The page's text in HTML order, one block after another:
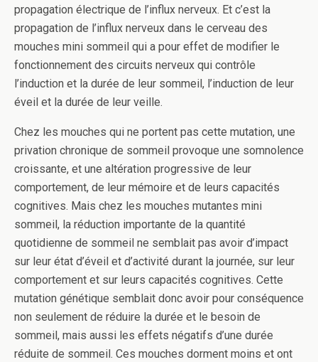
propagation électrique de l’influx nerveux. Et c’est la
propagation de l’influx nerveux dans le cerveau des
mouches mini sommeil qui a pour effet de modifier le
fonctionnement des circuits nerveux qui contrôle
l’induction et la durée de leur sommeil, l’induction de leur
éveil et la durée de leur veille.
Chez les mouches qui ne portent pas cette mutation, une
privation chronique de sommeil provoque une somnolence
croissante, et une altération progressive de leur
comportement, de leur mémoire et de leurs capacités
cognitives. Mais chez les mouches mutantes mini
sommeil, la réduction importante de la quantité
quotidienne de sommeil ne semblait pas avoir d’impact
sur leur état d’éveil et d’activité durant la journée, sur leur
comportement et sur leurs capacités cognitives. Cette
mutation génétique semblait donc avoir pour conséquence
non seulement de réduire la durée et le besoin de
sommeil, mais aussi les effets négatifs d’une durée
réduite de sommeil. Ces mouches dorment moins et ont